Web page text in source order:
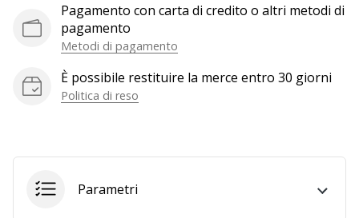
Unisciti
a
come
Brand
Mostra
tutti gli
Pagamento con carta di credito o altri metodi di
pagamento
Metodi di pagamento
È possibile restituire la merce entro 30 giorni
Politica di reso
Parametri